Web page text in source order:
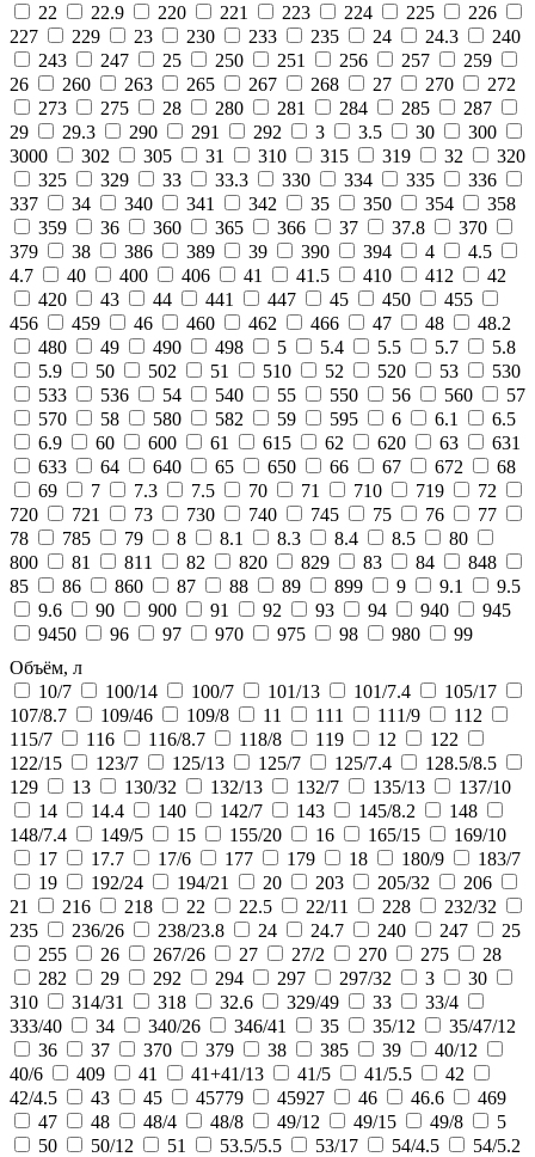
22
22.9 220 221 223 224 225
226
227
229 23 230 233 235 24 24.3
240
243
247 25 250 251 256 257
259
26
260 263 265 267 268 27 270
272
273
275 28 280 281 284 285
287
29
29.3 290 291 292 3 3.5 30
300
3000
302 305 31 310 315 319 32
320
325
329 33 33.3 330 334 335
336
337
34 340 341 342 35 350 354
358
359
36 360 365 366 37 37.8
370
379
38 386 389 39 390 394 4
4.5
4.7
40 400 406 41 41.5 410 412
42
420
43 44 441 447 45 450
455
456
459 46 460 462 466 47 48
48.2
480
49 490 498 5 5.4 5.5 5.7
5.8
5.9
50 502 51 510 52 520 53
530
533
536 54 540 55 550 56 560
57
570
58 580 582 59 595 6 6.1
6.5
6.9
60 600 61 615 62 620 63
631
633
64 640 65 650 66 67 672
68
69
7 7.3 7.5 70 71 710 719
72
720
721 73 730 740 745 75 76
77
78
785 79 8 8.1 8.3 8.4 8.5
80
800
81 811 82 820 829 83 84
848
85
86 860 87 88 89 899 9 9.1
9.5
9.6
90 900 91 92 93 94 940
945
9450
96 97 970 975 98 980
99
Объём, л
10/7
100/14 100/7 101/13 101/7.4
105/17
107/8.7
109/46 109/8 11 111 111/9
112
115/7
116 116/8.7 118/8 119 12
122
122/15
123/7 125/13 125/7 125/7.4
128.5/8.5
129
13 130/32 132/13 132/7 135/13
137/10
14
14.4 140 142/7 143 145/8.2
148
148/7.4
149/5 15 155/20 16 165/15
169/10
17
17.7 17/6 177 179 18 180/9
183/7
19
192/24 194/21 20 203 205/32
206
21
216 218 22 22.5 22/11 228
232/32
235
236/26 238/23.8 24 24.7 240 247
25
255
26 267/26 27 27/2 270 275
28
282
29 292 294 297 297/32 3
30
310
314/31 318 32.6 329/49 33
33/4
333/40
34 340/26 346/41 35 35/12
35/47/12
36
37 370 379 38 385 39
40/12
40/6
409 41 41+41/13 41/5 41/5.5
42
42/4.5
43 45 45779 45927 46 46.6
469
47
48 48/4 48/8 49/12 49/15 49/8
5
50
50/12 51 53.5/5.5 53/17 54/4.5
54/5.2